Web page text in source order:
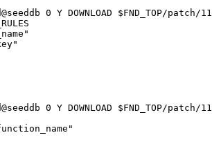
0 Y DOWNLOAD $FND_TOP/
0 Y DOWNLOAD $FND_TOP/